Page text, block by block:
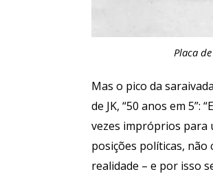
Placa
Mas o pico da
de JK, “50 anos em
vezes impróprios para
posições políticas, não
realidade – e por isso